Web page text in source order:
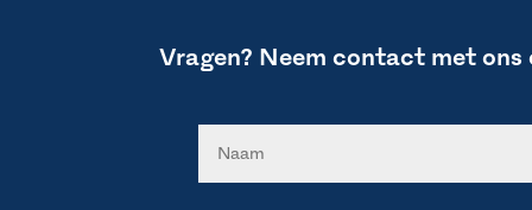
Vragen? Neem contact met ons